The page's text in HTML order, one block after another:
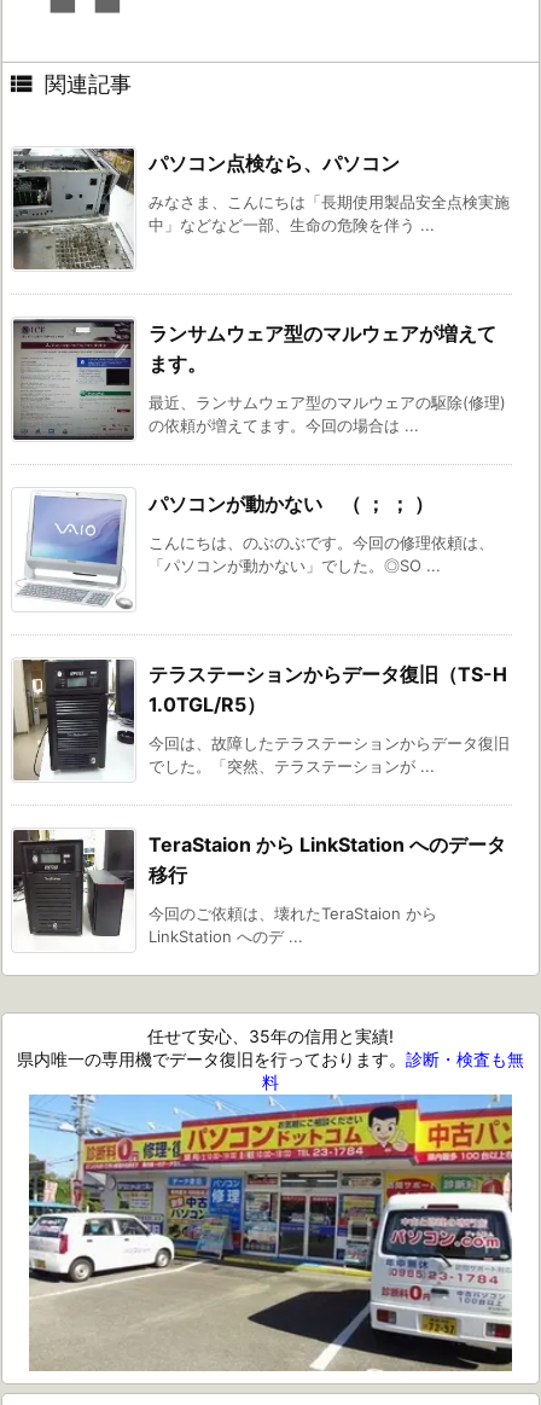
 関連記事
パソコン点検なら、パソコン
みなさま、こんにちは「長期使用製品安全点検実施
中」などなど一部、生命の危険を伴う ...
ランサムウェア型のマルウェアが増えて
ます。
最近、ランサムウェア型のマルウェアの駆除(修理)
の依頼が増えてます。今回の場合は ...
パソコンが動かない （ ； ； ）
こんにちは、のぶのぶです。今回の修理依頼は、
「パソコンが動かない」でした。◎SO ...
テラステーションからデータ復旧（TS-H
1.0TGL/R5）
今回は、故障したテラステーションからデータ復旧
でした。「突然、テラステーションが ...
TeraStaion から LinkStation へのデータ
移行
今回のご依頼は、壊れたTeraStaion から
LinkStation へのデ ...
任せて安心、35年の信用と実績!
県内唯一の専用機でデータ復旧を行っております。 診断・検査も無
料